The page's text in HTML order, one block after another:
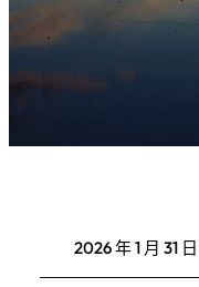
2026 年 1 月 31 日